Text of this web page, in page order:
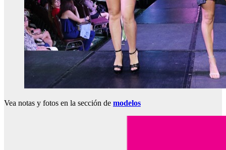
Vea notas y fotos en la sección de modelos